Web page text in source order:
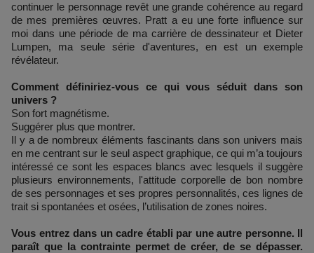
continuer le personnage revêt une grande cohérence au regard
de mes premières œuvres. Pratt a eu une forte influence sur
moi dans une période de ma carrière de dessinateur et Dieter
Lumpen, ma seule série d'aventures, en est un exemple
révélateur.
Comment définiriez-vous ce qui vous séduit dans son
univers ?
Son fort magnétisme.
Suggérer plus que montrer.
Il y a de nombreux éléments fascinants dans son univers mais
en me centrant sur le seul aspect graphique, ce qui m’a toujours
intéressé ce sont les espaces blancs avec lesquels il suggère
plusieurs environnements, l'attitude corporelle de bon nombre
de ses personnages et ses propres personnalités, ces lignes de
trait si spontanées et osées, l’utilisation de zones noires.
Vous entrez dans un cadre établi par une autre personne. Il
paraît que la contrainte permet de créer, de se dépasser.